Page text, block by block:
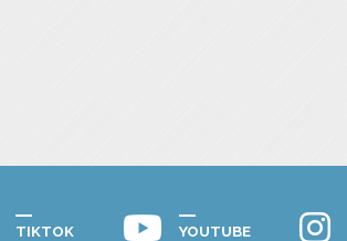
TIKTOK YOUTUBE